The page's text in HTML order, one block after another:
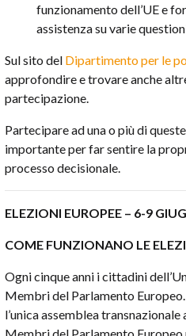
funzionamento dell’UE e
assistenza su varie
Sul sito del Dipartimento per le
approfondire e trovare anche
partecipazione.
Partecipare ad una o più di
importante per far sentire la
processo decisionale.
ELEZIONI EUROPEE – 6-9
COME FUNZIONANO LE
Ogni cinque anni i cittadini
Membri del Parlamento Europeo.
l’unica assemblea